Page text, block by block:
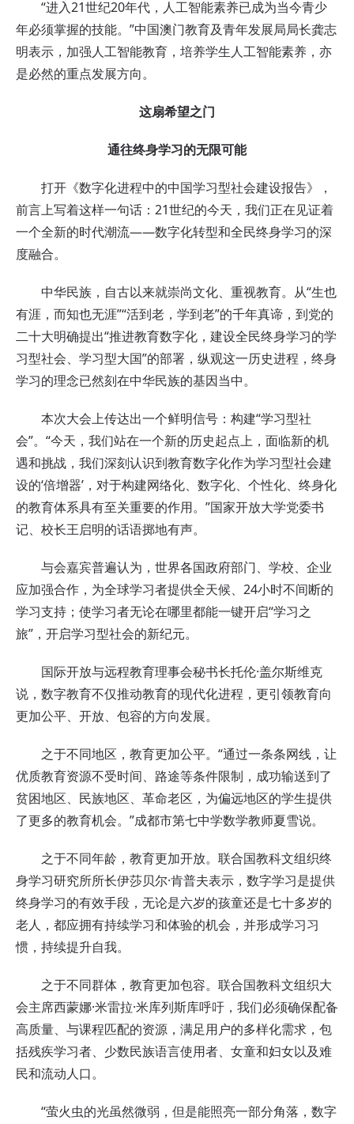
“进入21世纪20年代，人工智能素养已成为当今青少
年必须掌握的技能。”中国澳门教育及青年发展局局长龚志
明表示，加强人工智能教育，培养学生人工智能素养，亦
是必然的重点发展方向。
这扇希望之门
通往终身学习的无限可能
打开《数字化进程中的中国学习型社会建设报告》，
前言上写着这样一句话：21世纪的今天，我们正在见证着
一个全新的时代潮流——数字化转型和全民终身学习的深
度融合。
中华民族，自古以来就崇尚文化、重视教育。从“生也
有涯，而知也无涯”“活到老，学到老”的千年真谛，到党的
二十大明确提出“推进教育数字化，建设全民终身学习的学
习型社会、学习型大国”的部署，纵观这一历史进程，终身
学习的理念已然刻在中华民族的基因当中。
本次大会上传达出一个鲜明信号：构建“学习型社
会”。“今天，我们站在一个新的历史起点上，面临新的机
遇和挑战，我们深刻认识到教育数字化作为学习型社会建
设的‘倍增器’，对于构建网络化、数字化、个性化、终身化
的教育体系具有至关重要的作用。”国家开放大学党委书
记、校长王启明的话语掷地有声。
与会嘉宾普遍认为，世界各国政府部门、学校、企业
应加强合作，为全球学习者提供全天候、24小时不间断的
学习支持；使学习者无论在哪里都能一键开启“学习之
旅”，开启学习型社会的新纪元。
国际开放与远程教育理事会秘书长托伦·盖尔斯维克
说，数字教育不仅推动教育的现代化进程，更引领教育向
更加公平、开放、包容的方向发展。
之于不同地区，教育更加公平。“通过一条条网线，让
优质教育资源不受时间、路途等条件限制，成功输送到了
贫困地区、民族地区、革命老区，为偏远地区的学生提供
了更多的教育机会。”成都市第七中学数学教师夏雪说。
之于不同年龄，教育更加开放。联合国教科文组织终
身学习研究所所长伊莎贝尔·肯普夫表示，数字学习是提供
终身学习的有效手段，无论是六岁的孩童还是七十多岁的
老人，都应拥有持续学习和体验的机会，并形成学习习
惯，持续提升自我。
之于不同群体，教育更加包容。联合国教科文组织大
会主席西蒙娜·米雷拉·米库列斯库呼吁，我们必须确保配备
高质量、与课程匹配的资源，满足用户的多样化需求，包
括残疾学习者、少数民族语言使用者、女童和妇女以及难
民和流动人口。
“萤火虫的光虽然微弱，但是能照亮一部分角落，数字